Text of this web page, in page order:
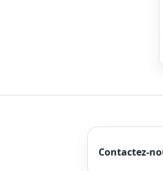
Contactez-